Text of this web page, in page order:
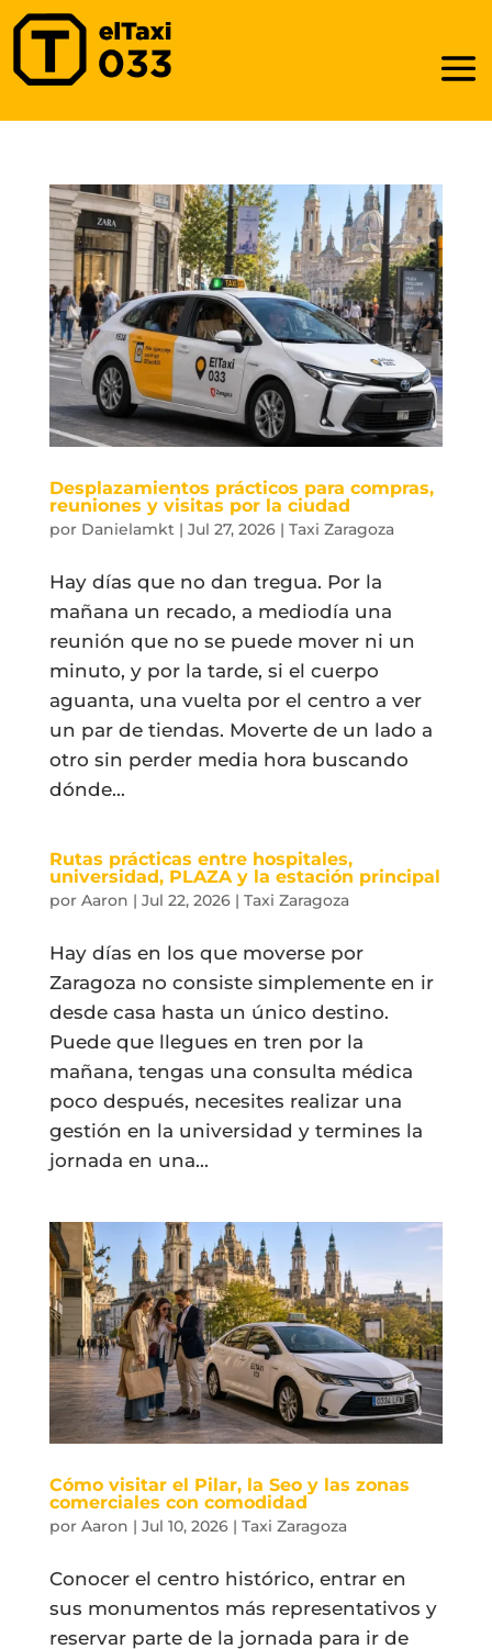
Desplazamientos prácticos para compras,
reuniones y visitas por la ciudad
por Danielamkt| Jul 27, 2026| Taxi Zaragoza
Hay días que no dan tregua. Por la
mañana un recado, a mediodía una
reunión que no se puede mover ni un
minuto, y por la tarde, si el cuerpo
aguanta, una vuelta por el centro a ver
un par de tiendas. Moverte de un lado a
otro sin perder media hora buscando
dónde...
Rutas prácticas entre hospitales,
universidad, PLAZA y la estación principal
por Aaron | Jul 22, 2026| Taxi Zaragoza
Hay días en los que moverse por
Zaragoza no consiste simplemente en ir
desde casa hasta un único destino.
Puede que llegues en tren por la
mañana, tengas una consulta médica
poco después, necesites realizar una
gestión en la universidad y termines la
jornada en una...
Cómo visitar el Pilar, la Seo y las zonas
comerciales con comodidad
por Aaron | Jul 10, 2026| Taxi Zaragoza
Conocer el centro histórico, entrar en
sus monumentos más representativos y
reservar parte de la jornada para ir de